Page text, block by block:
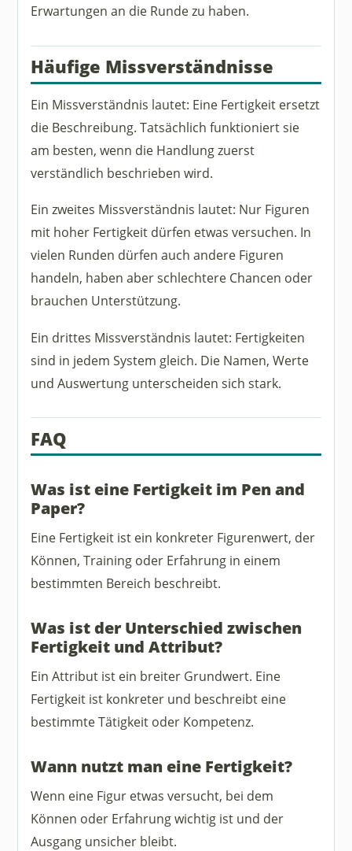
Erwartungen an die Runde zu haben.
Häufige Missverständnisse
Ein Missverständnis lautet: Eine Fertigkeit ersetzt
die Beschreibung. Tatsächlich funktioniert sie
am besten, wenn die Handlung zuerst
verständlich beschrieben wird.
Ein zweites Missverständnis lautet: Nur Figuren
mit hoher Fertigkeit dürfen etwas versuchen. In
vielen Runden dürfen auch andere Figuren
handeln, haben aber schlechtere Chancen oder
brauchen Unterstützung.
Ein drittes Missverständnis lautet: Fertigkeiten
sind in jedem System gleich. Die Namen, Werte
und Auswertung unterscheiden sich stark.
FAQ
Was ist eine Fertigkeit im Pen and
Paper?
Eine Fertigkeit ist ein konkreter Figurenwert, der
Können, Training oder Erfahrung in einem
bestimmten Bereich beschreibt.
Was ist der Unterschied zwischen
Fertigkeit und Attribut?
Ein Attribut ist ein breiter Grundwert. Eine
Fertigkeit ist konkreter und beschreibt eine
bestimmte Tätigkeit oder Kompetenz.
Wann nutzt man eine Fertigkeit?
Wenn eine Figur etwas versucht, bei dem
Können oder Erfahrung wichtig ist und der
Ausgang unsicher bleibt.